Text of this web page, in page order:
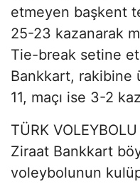
etmeyen başkent
25-23 kazanarak
Tie-break setine
Bankkart, rakibine
11, maçı ise 3-2
TÜRK
Ziraat Bankkart
voleybolunun